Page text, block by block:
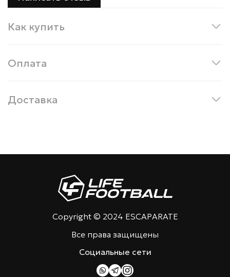
Как купить
Оплата
Доставка
Copyright © 2024 ESCAPARATE
Все права защищены
Социальные сети